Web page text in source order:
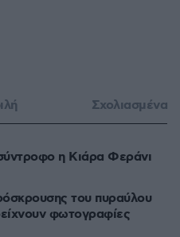
Σχολιασμένα
η Κιάρα Φεράνι
του πυραύλου
φωτογραφίες